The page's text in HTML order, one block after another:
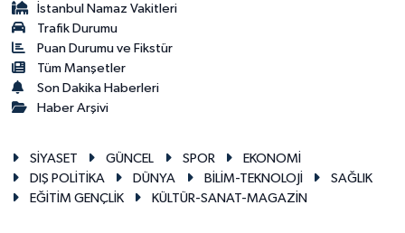
İstanbul Namaz Vakitleri
Trafik Durumu
Puan Durumu ve Fikstür
Tüm Manşetler
Son Dakika Haberleri
Haber Arşivi
SİYASET GÜNCEL SPOR
EKONOMİ
DIŞ POLİTİKA
DÜNYA BİLİM-TEKNOLOJİ
SAĞLIK
EĞİTİM GENÇLİK
KÜLTÜR-SANAT-MAGAZİN